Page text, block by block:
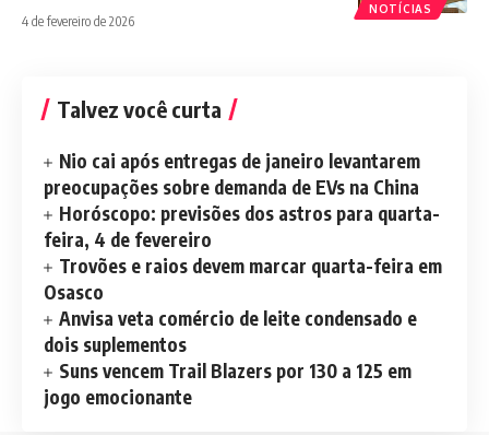
NOTÍCIAS
4 de fevereiro de 2026
Talvez você curta
Nio cai após entregas de janeiro levantarem
preocupações sobre demanda de EVs na China
Horóscopo: previsões dos astros para quarta-
feira, 4 de fevereiro
Trovões e raios devem marcar quarta-feira em
Osasco
Anvisa veta comércio de leite condensado e
dois suplementos
Suns vencem Trail Blazers por 130 a 125 em
jogo emocionante